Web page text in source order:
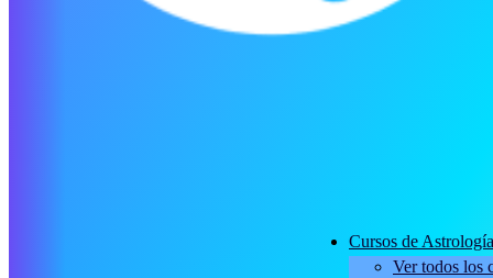
Cursos de Astrología
Ver todos los